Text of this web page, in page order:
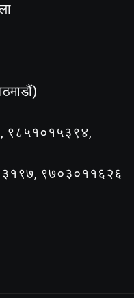
९८५१०१५३९४,
९७०३०११६२६